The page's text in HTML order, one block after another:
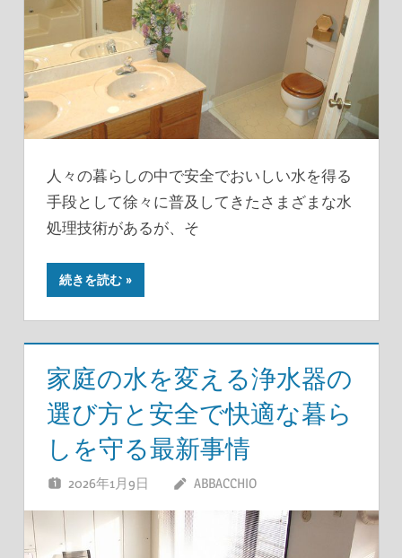
人々の暮らしの中で安全でおいしい水を得る
手段として徐々に普及してきたさまざまな水
処理技術があるが、そ
続きを読む
家庭の水を変える浄水器の
選び方と安全で快適な暮ら
しを守る最新事情
2026年1月9日 ABBACCHIO